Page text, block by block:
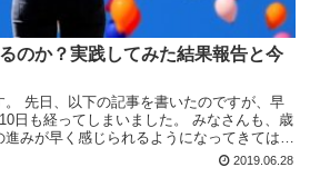
のか？実践してみた結果報告と今
。 先日、以下の記事を書いたのですが、早
日も経ってしまいました。 みなさんも、歳
みが早く感じられるようになってきてはい
2019.06.28